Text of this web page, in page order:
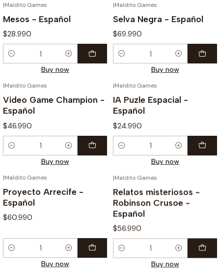
|Maldito Games
Mesos - Español
$28.990
Quantity
Buy now
|Maldito Games
Selva Negra - Español
$69.990
Quantity
Buy now
|Maldito Games
Video Game Champion -
Español
$46.990
Quantity
Buy now
|Maldito Games
IA Puzle Espacial -
Español
$24.990
Quantity
Buy now
|Maldito Games
Proyecto Arrecife -
Español
$60.990
Quantity
Buy now
|Maldito Games
Relatos misteriosos -
Robinson Crusoe -
Español
$56.990
Quantity
Buy now